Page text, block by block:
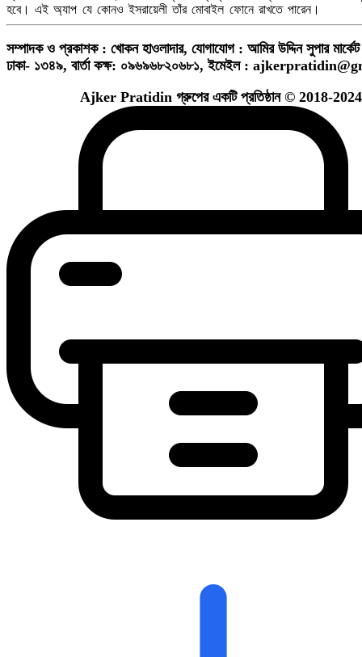
হবে। এই অ্যাপ যে কোনও ইসরায়েলী তাঁর মোবাইল ফোনে রাখতে পারেন।
সম্পাদক ও প্রকাশক : খোকন হাওলাদার, যোগাযোগ : আমির উদ্দিন সুপার
ঢাকা- ১৩৪৯, বার্তা কক্ষ: ০৯৬৯৬৮২০৬৮১, ইমেইল :
Ajker Pratidin গ্রুপের একটি প্রতিষ্ঠান © 2018-